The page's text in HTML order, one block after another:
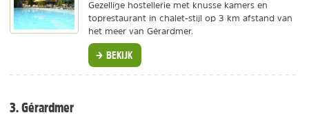
Gezellige hostellerie met knusse kamers en
toprestaurant in chalet-stijl op 3 km afstand van
het meer van Gérardmer.
BEKIJK
3. Gérardmer